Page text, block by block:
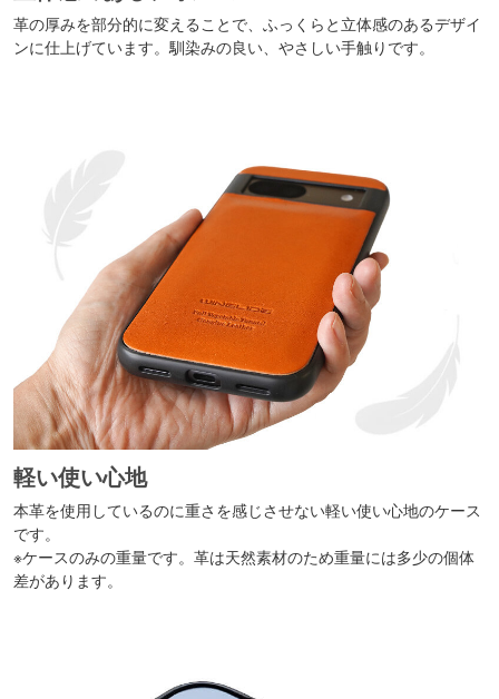
革の厚みを部分的に変えることで、ふっくらと立体感のあるデザイ
ンに仕上げています。馴染みの良い、やさしい手触りです。
軽い使い心地
本革を使用しているのに重さを感じさせない軽い使い心地のケース
です。
※ケースのみの重量です。革は天然素材のため重量には多少の個体
差があります。